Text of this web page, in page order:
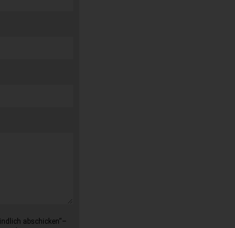
abschicken“–